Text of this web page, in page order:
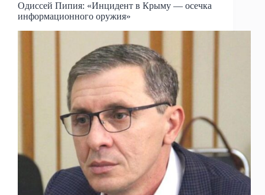
Одиссей Пипия: «Инцидент в Крыму — осечка
информационного оружия»